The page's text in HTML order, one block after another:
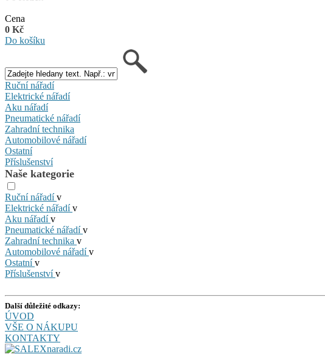
Cena
0 Kč
Do košíku
Ruční nářadí
Elektrické nářadí
Aku nářadí
Pneumatické nářadí
Zahradní technika
Automobilové nářadí
Ostatní
Příslušenství
Naše kategorie
Ruční nářadív
Elektrické nářadív
Aku nářadív
Pneumatické nářadív
Zahradní technika v
Automobilové nářadív
Ostatnív
Příslušenstvív
Další důležité odkazy:
ÚVOD
VŠE O NÁKUPU
KONTAKTY